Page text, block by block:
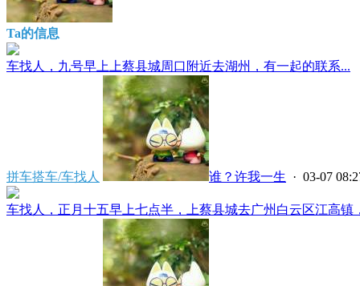
Ta的信息
车找人，九号早上上蔡县城周口附近去湖州，有一起的联系...
拼车搭车/车找人 谁？许我一生 · 03-07
车找人，正月十五早上七点半，上蔡县城去广州白云区江高镇